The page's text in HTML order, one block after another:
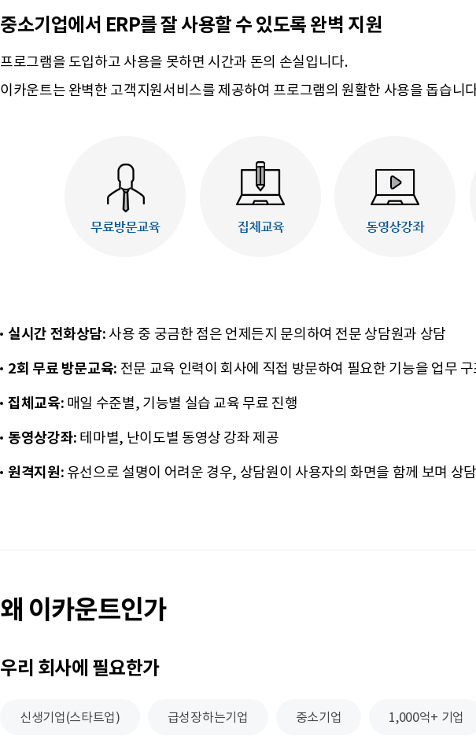
중소기업에서 ERP를 잘 사용할 수 있도록 완벽 지원
프로그램을 도입하고 사용을 못하면 시간과 돈의 손실입니다.
이카운트는 완벽한 고객지원서비스를 제공하여 프로그램의 원활한 사용을 돕습니
실시간 전화상담: 사용 중 궁금한 점은 언제든지 문의하여 전문 상담원과 상담
2회 무료 방문교육: 전문 교육 인력이 회사에 직접 방문하여 필요한 기능을 업무
집체교육: 매일 수준별, 기능별 실습 교육 무료 진행
동영상강좌: 테마별, 난이도별 동영상 강좌 제공
원격지원: 유선으로 설명이 어려운 경우, 상담원이 사용자의 화면을 함께 보며 상담
왜 이카운트인가
우리 회사에 필요한가
신생기업(스타트업) 급성장하는기업 중소기업 1,000억+ 기업